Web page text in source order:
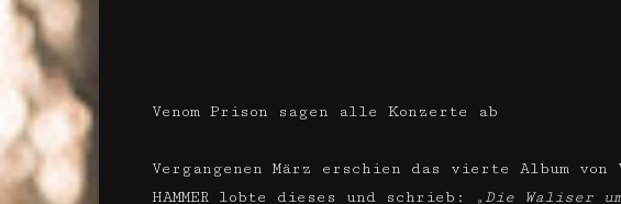
Venom Prison sagen alle Konzerte ab
Vergangenen März erschien das vierte Album von
HAMMER lobte dieses und schrieb:
„Die Waliser